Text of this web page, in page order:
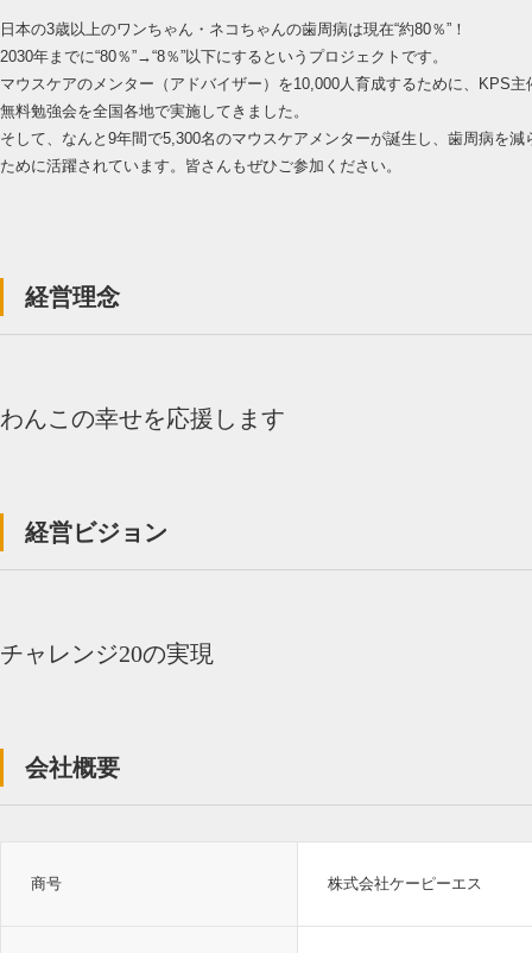
日本の3歳以上のワンちゃん・ネコちゃんの歯周病は現在“約80％”！
2030年までに“80％”→“8％”以下にするというプロジェクトです。
マウスケアのメンター（アドバイザー）を10,000人育成するために、KPS主
無料勉強会を全国各地で実施してきました。
そして、なんと9年間で5,300名のマウスケアメンターが誕生し、歯周病を減
ために活躍されています。皆さんもぜひご参加ください。
経営理念
わんこの幸せを応援します
経営ビジョン
チャレンジ20の実現
会社概要
商号 株式会社ケーピーエス